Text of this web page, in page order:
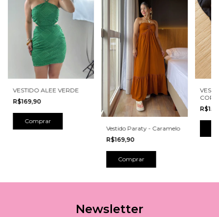
VESTIDO ALEE VERDE
R$169,90
Comprar
Vestido Paraty - Caramelo
R$169,90
Comprar
Newsletter